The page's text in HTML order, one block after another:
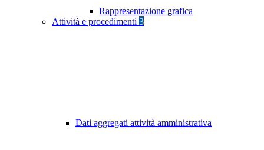
Rappresentazione grafica
Attività e procedimenti 3
Dati aggregati attività amministrativa